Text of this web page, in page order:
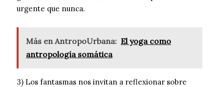
urgente que nunca.
Más en AntropoUrbana: El yoga como
antropología somática
3) Los fantasmas nos invitan a reflexionar sobre